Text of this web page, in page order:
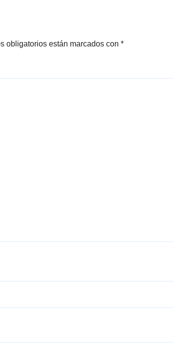
obligatorios están marcados con *